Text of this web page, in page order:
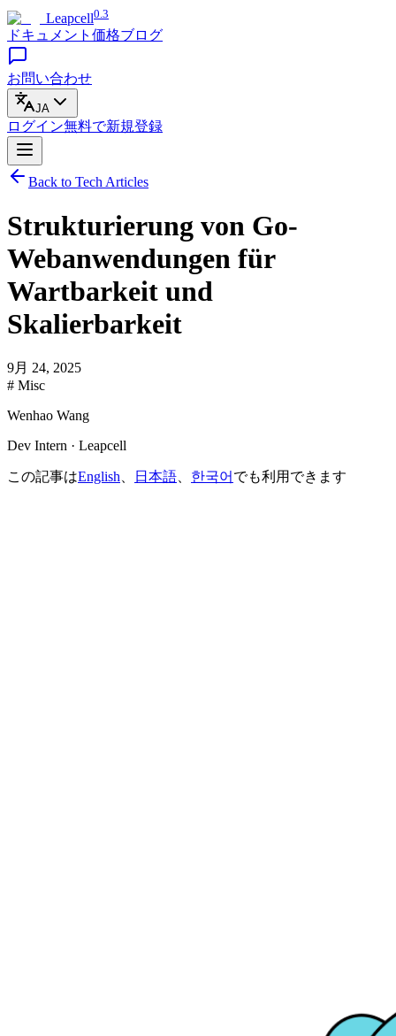
Leapcell0.3
ドキュメント 価格ブログ
お問い合わせ
JA
ログイン無料で新規登録
Back to Tech Articles
Strukturierung von Go-
Webanwendungen für
Wartbarkeit und
Skalierbarkeit
9月 24, 2025
# Misc
Wenhao Wang
Dev Intern · Leapcell
この記事はEnglish 日本語 한국어 でも利用できます